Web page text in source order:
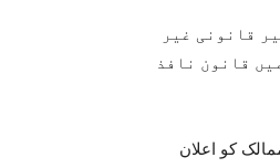
قانونی غیر
قانون نافذ
کو اعلان